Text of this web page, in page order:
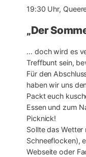
19:30 Uhr,
„Der
… doch wird es
Treffbunt sein,
Für den
haben wir uns
Packt euch
Essen und zum
Picknick!
Sollte das Wetter
Schneeflocken),
Webseite oder